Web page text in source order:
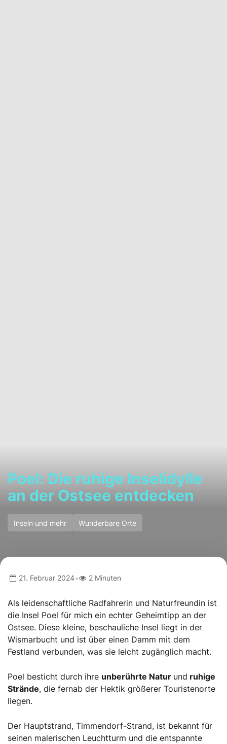
Poel: Die ruhige Inselidylle
an der Ostsee entdecken
Inseln und mehr Wunderbare Orte
21. Februar 2024• 2 Minuten
Als leidenschaftliche Radfahrerin und Naturfreundin ist
die Insel Poel für mich ein echter Geheimtipp an der
Ostsee. Diese kleine, beschauliche Insel liegt in der
Wismarbucht und ist über einen Damm mit dem
Festland verbunden, was sie leicht zugänglich macht.
Poel besticht durch ihre unberührte Natur und ruhige
Strände, die fernab der Hektik größerer Touristenorte
liegen.
Der Hauptstrand, Timmendorf-Strand, ist bekannt für
seinen malerischen Leuchtturm und die entspannte